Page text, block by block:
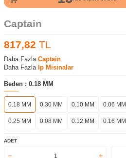
Captain
817,82 TL
Daha Fazla Captain
Daha Fazla İp Misinalar
Beden : 0.18 MM
0.18 MM 0.30 MM 0.10 MM 0.06 MM
0.25 MM 0.08 MM 0.12 MM 0.16 MM
ADET